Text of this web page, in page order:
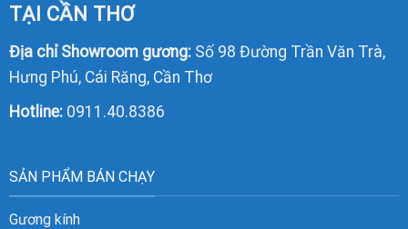
TẠI CẦN THƠ
Địa chỉ Showroom gương:Số 98 Đường Trần Văn Trà,
Hưng Phú, Cái Răng, Cần Thơ
Hotline: 0911.40.8386
SẢN PHẨM BÁN CHẠY
Gương kính